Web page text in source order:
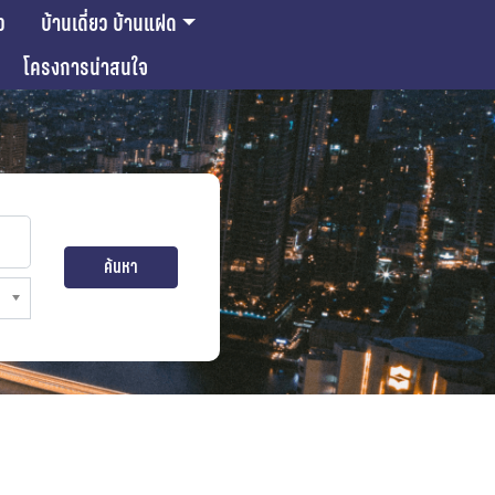
บ้านเดี่ยว บ้านแฝด
โครงการน่าสนใจ
ค้นหา